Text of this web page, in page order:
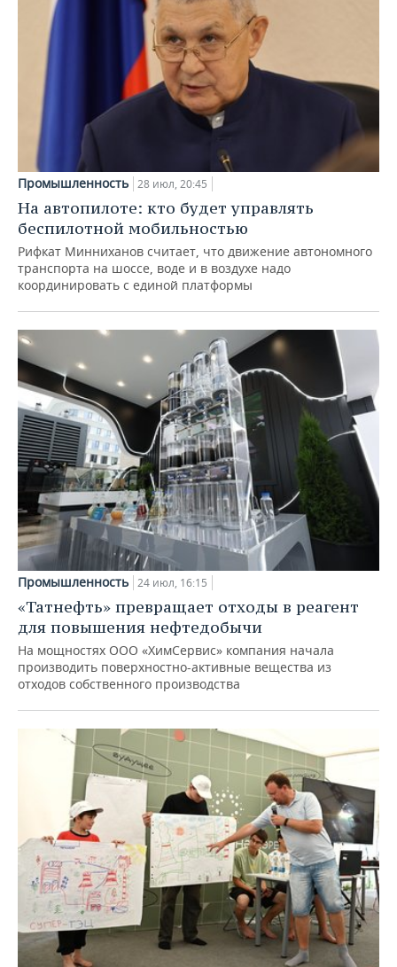
Промышленность 28 июл, 20:45
На автопилоте: кто будет управлять
беспилотной мобильностью
Рифкат Минниханов считает, что движение автономного
транспорта на шоссе, воде и в воздухе надо
координировать с единой платформы
Промышленность 24 июл, 16:15
«Татнефть» превращает отходы в реагент
для повышения нефтедобычи
На мощностях ООО «ХимСервис» компания начала
производить поверхностно-активные вещества из
отходов собственного производства